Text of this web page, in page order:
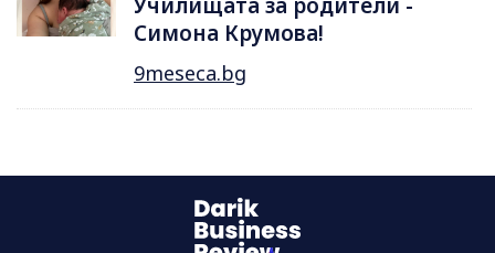
Симона Крумова!
9meseca.bg